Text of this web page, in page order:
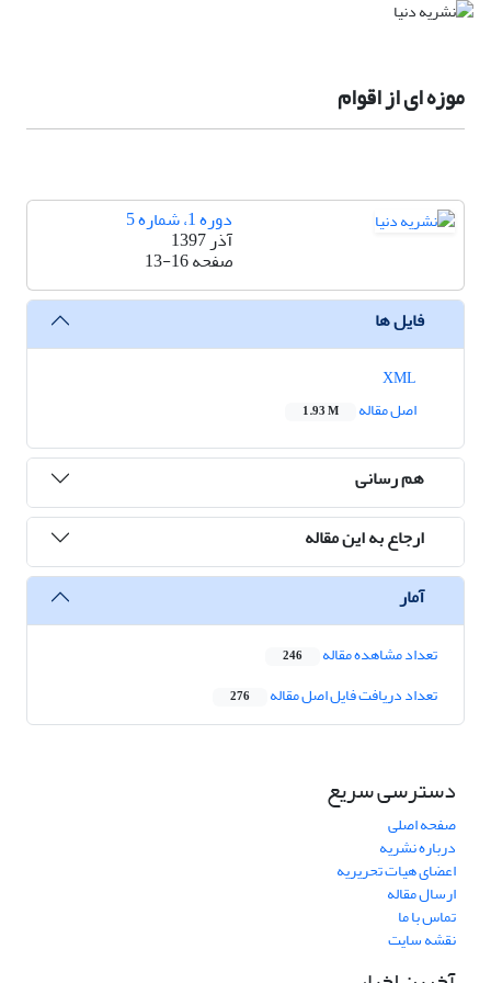
موزه ای از اقوام
دوره 1، شماره 5
آذر 1397
صفحه13-16
فایل ها
اصل مقاله
1.93 M
هم رسانی
ارجاع به این مقاله
آمار
تعداد مشاهده مقاله 246
تعداد دریافت فایل اصل مقاله 276
دسترسی سریع
صفحه اصلی
درباره نشریه
اعضای هیات تحریریه
ارسال مقاله
تماس با ما
نقشه سایت